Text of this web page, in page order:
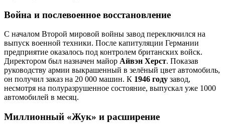
Война и послевоенное восстановление
С началом Второй мировой войны завод переключился на
выпуск военной техники. После капитуляции Германии
предприятие оказалось под контролем британских войск.
Директором был назначен майор Айвэн Херст. Показав
руководству армии выкрашенный в зелёный цвет автомобиль,
он получил заказ на 20 000 машин. К 1946 году завод,
несмотря на полуразрушенное состояние, выпускал уже 1000
автомобилей в месяц.
Миллионный «Жук» и расширение